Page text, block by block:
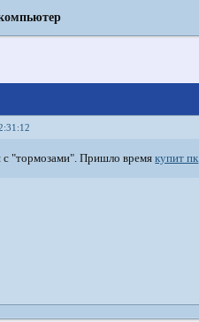
с "тормозами". Пришло времякупит пк